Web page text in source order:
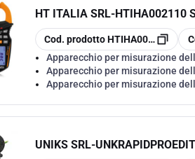
HT ITALIA SRL-HTIHA002110
copia
Cod. prodottoHTIHA002110
Apparecchio per misurazione
Apparecchio per misurazione
Apparecchio per misurazione
UNIKS SRL-